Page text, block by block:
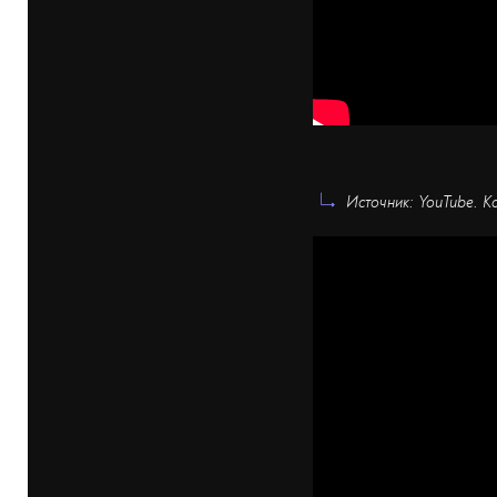
Источник: YouTube.